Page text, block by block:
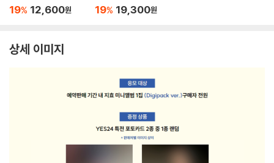
pack Ver.]
19% 12,600원
중 1종 랜덤발송]
19% 19,300원
상세 이미지